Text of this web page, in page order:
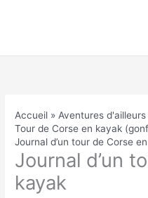
Accueil Aventures d'ailleurs
Tour de Corse en kayak
Journal d’un tour de Corse
Journal d’un
kayak